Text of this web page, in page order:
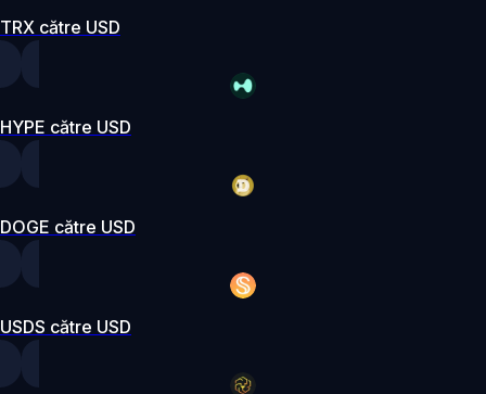
TRX către USD
HYPE către USD
DOGE către USD
USDS către USD